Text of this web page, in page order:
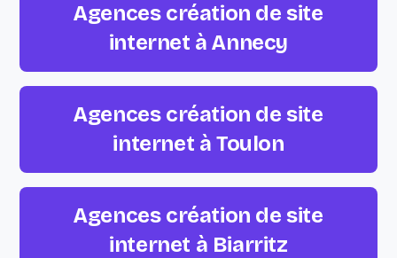
Agences création de site
internet à Annecy
Agences création de site
internet à Toulon
Agences création de site
internet à Biarritz